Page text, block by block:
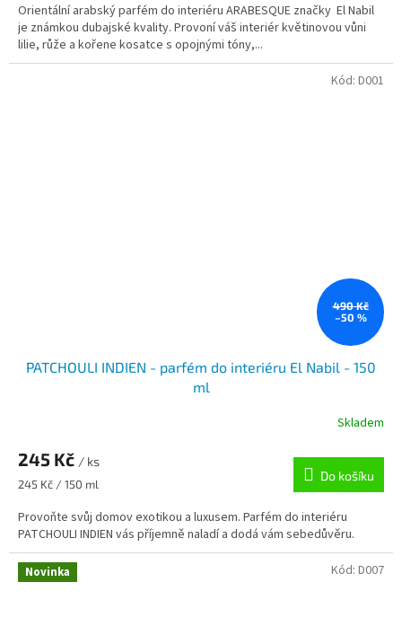
Orientální arabský parfém do interiéru ARABESQUE značky El Nabil
je známkou dubajské kvality. Provoní váš interiér květinovou vůni
lilie, růže a kořene kosatce s opojnými tóny,...
490 Kč
–50 %
PATCHOULI INDIEN - parfém do interiéru El Nabil - 150
ml
Skladem
245 Kč / ks
Měrná
245 Kč / 150 ml
Do košíku
Provoňte svůj domov exotikou a luxusem. Parfém do interiéru
PATCHOULI INDIEN vás příjemně naladí a dodá vám sebedůvěru.
Kód: D001
Novinka Kód: D007